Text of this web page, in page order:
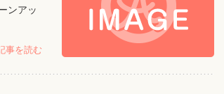
ンアッ
事を読む